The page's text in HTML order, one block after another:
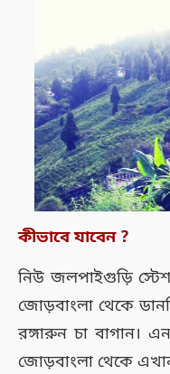
কীভাবে যাবেন ?
নিউ জলপাইগুড়ি
জোড়বাংলা থেকে
রঙ্গারুন চা বাগান।
জোড়বাংলা থেকে